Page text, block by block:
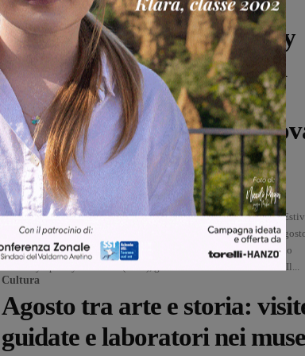
Cultura
La Macao Youth Symphony
Orchestra protagonista a Il
Borro per il gran finale dei
Concerti Estivi di
Bracciolini
Martina Giardi - 1 Agosto 2026
Il Comune di Terranuova Bracciolini chiude la rassegna Concerti
2026 con un appuntamento di respiro internazionale. Lunedì 10
nella suggestiva cornice dell’Anfiteatro Il Borro, si esibirà la Macao
Youth Symphony Orchestra (Cina), grazie alla collaborazione con Il...
Cultura
Agosto tra arte e storia:
guidate e laboratori nei